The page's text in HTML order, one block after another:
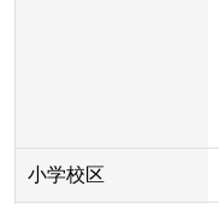
小学校区